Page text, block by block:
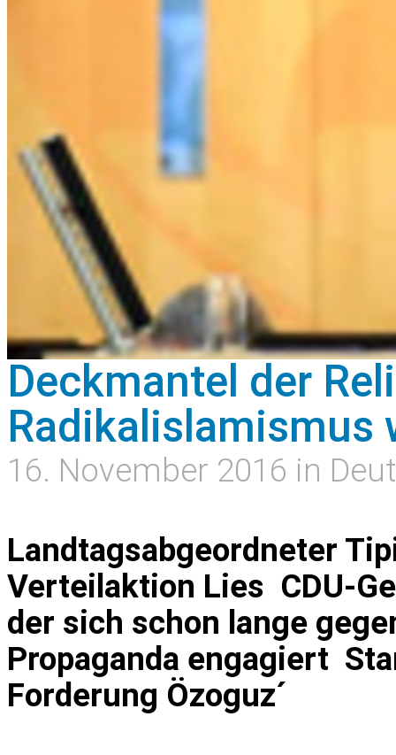
Deckmantel der
Radikalislamismus
16. November 2016 in
Landtagsabgeordneter
Verteilaktion Lies 
der sich schon lange
Propaganda engagiert 
Forderung Özoguz´